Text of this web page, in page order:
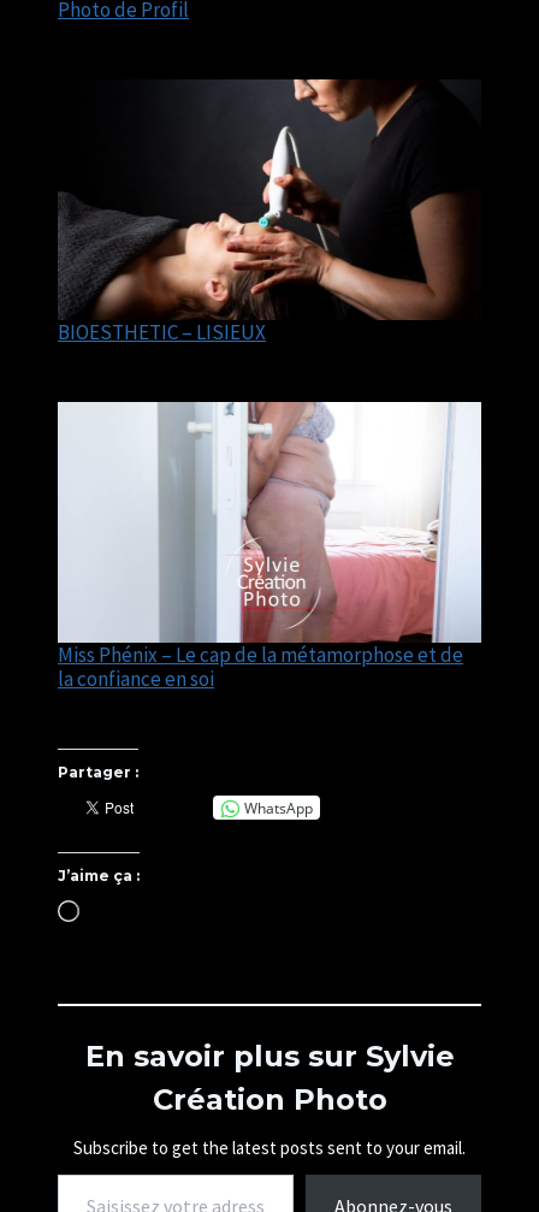
Photo de Profil
BIOESTHETIC – LISIEUX
Miss Phénix – Le cap de la métamorphose et de
la confiance en soi
Partager :
WhatsApp
J’aime ça :
C
g
m
…
En savoir plus sur Sylvie
Création Photo
Subscribe to get the latest posts sent to your email.
Saisissez votre adresse e-mail…
Abonnez-vous